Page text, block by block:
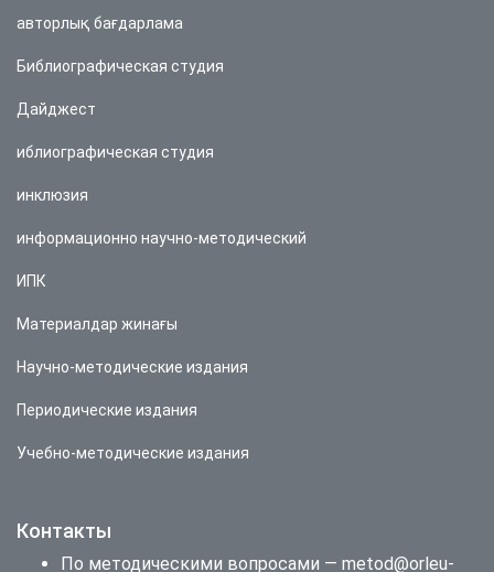
авторлық бағдарлама
Библиографическая студия
Дайджест
иблиографическая студия
инклюзия
информационно научно-методический
ИПК
Материалдар жинағы
Научно-методические издания
Периодические издания
Учебно-методические издания
Контакты
По методическими вопросами — metod@orleu-